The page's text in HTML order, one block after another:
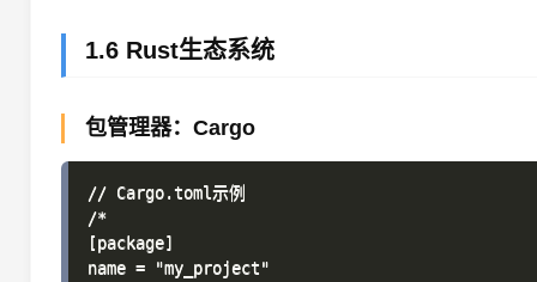
1.6 Rust生态系统
包管理器：Cargo
// Cargo.toml示例
/*
[package]
name = "my_project"